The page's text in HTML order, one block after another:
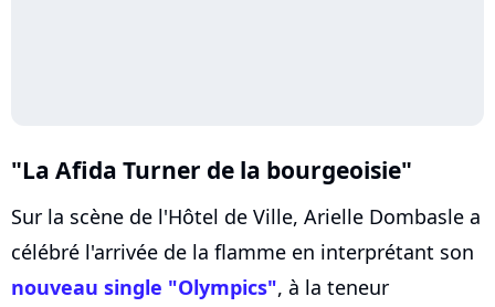
"La Afida Turner de la bourgeoisie"
Sur la scène de l'Hôtel de Ville, Arielle Dombasle a
célébré l'arrivée de la flamme en interprétant son
nouveau single "Olympics", à la teneur